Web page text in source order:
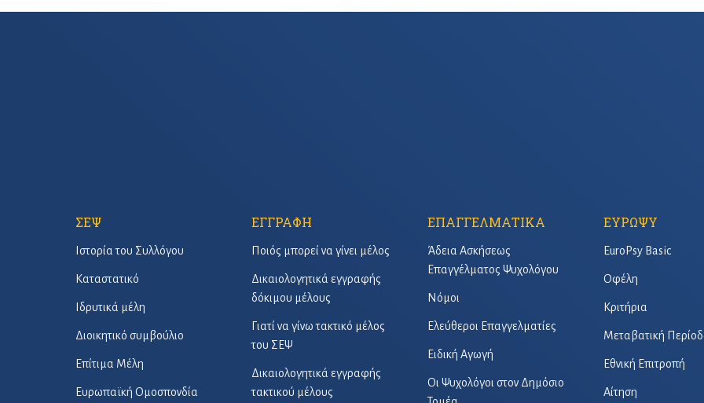
ΣΕΨ
Ιστορία του Συλλόγου
Καταστατικό
Ιδρυτικά μέλη
Διοικητικό συμβούλιο
Επίτιμα Μέλη
Ευρωπαϊκή Ομοσπονδία
ΕΓΓΡΑΦΗ
Ποιός μπορεί να γίνει μέλος
Δικαιολογητικά εγγραφής
δόκιμου μέλους
Γιατί να γίνω τακτικό μέλος
του ΣΕΨ
Δικαιολογητικά εγγραφής
τακτικού μέλους
ΕΠΑΓΓΕΛΜΑΤΙΚΑ
Άδεια Ασκήσεως
Επαγγέλματος Ψυχολόγου
Νόμοι
Ελεύθεροι Επαγγελματίες
Ειδική Αγωγή
Οι Ψυχολόγοι στον Δημόσιο
ΕΥΡΩΨΥ
EuroPsy Basic
Οφέλη
Κριτήρια
Μεταβατική
Εθνική Επιτροπή
Αίτηση